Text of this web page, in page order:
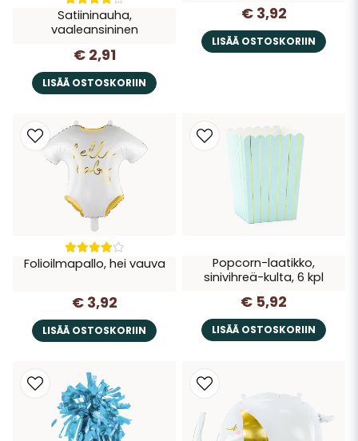
Satiininauha,
vaaleansininen
€ 2,91
LISÄÄ OSTOSKORIIN
€ 3,92
LISÄÄ OSTOSKORIIN
Folioilmapallo, hei vauva
€ 3,92
LISÄÄ OSTOSKORIIN
Popcorn-laatikko,
sinivihreä-kulta, 6 kpl
€ 5,92
LISÄÄ OSTOSKORIIN